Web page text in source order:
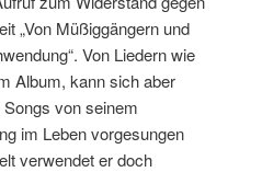
„Von Müßiggängern und
Von Liedern wie
Album, kann sich aber
von seinem
im Leben vorgesungen
verwendet er doch